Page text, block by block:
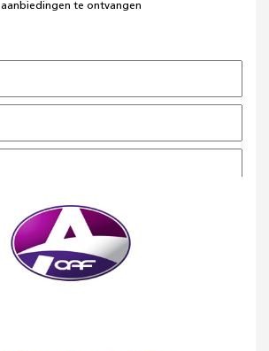
aanbiedingen te ontvangen